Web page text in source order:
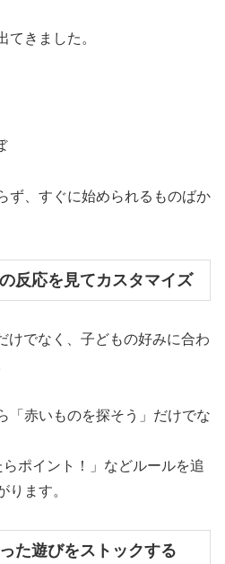
てきました。
ず、すぐに始められるものばか
反応を見てカスタマイズ
けでなく、子どもの好みに合わ
「赤いものを探そう」だけでな
らポイント！」などルールを追
ります。
た遊びをストックする